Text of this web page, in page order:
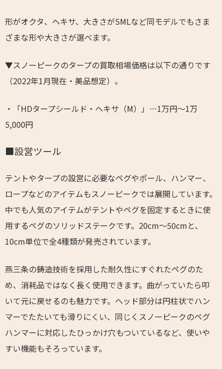
形がオクタ、ヘキサ、大きさがSMLなど同モデルでもさま
ざまな形や大きさが選べます。
▼スノーピークのタープの買取相場価格は以下の通りです
（2022年1月現在・美品想定）。
・「HDタープシールド・ヘキサ（M）」…1万円～1万
5,000円
■設営ツール
テントやタープの設営に必要なペグやポール、ハンマー、
ロープなどのアイテムもスノーピークでは展開しています。
中でも人気のアイテムがテントやペグを固定するときに使
用するペグのソリッドステークです。20cm～50cmと、
10cm単位で全4種類が発売されています。
燕三条の鋳造技術を採用した耐久性にすぐれたペグのた
め、消耗品ではなく長く使用できます。曲がっていたら叩
いて元に戻せるのも魅力です。ヘッド部分は円柱状でハン
マーでたたいても滑りにくい、同じくスノーピークのペグ
ハンマーに対応したひっかけ穴もついているなど、使いや
すい機能もそろっています。